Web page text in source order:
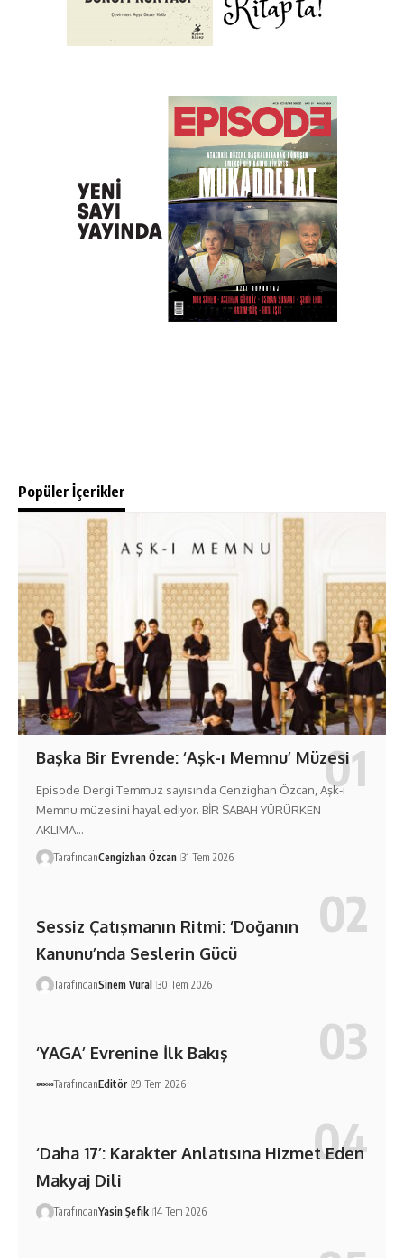
Popüler İçerikler
Başka Bir Evrende: ‘Aşk-ı Memnu’ Müzesi
Episode Dergi Temmuz sayısında Cenzighan Özcan, Aşk-ı
Memnu müzesini hayal ediyor. BİR SABAH YÜRÜRKEN
AKLIMA…
TarafındanCengizhan Özcan 31 Tem 2026
Sessiz Çatışmanın Ritmi: ‘Doğanın
Kanunu’nda Seslerin Gücü
TarafındanSinem Vural 30 Tem 2026
‘YAGA’ Evrenine İlk Bakış
TarafındanEditör 29 Tem 2026
‘Daha 17’: Karakter Anlatısına Hizmet Eden
Makyaj Dili
TarafındanYasin Şefik 14 Tem 2026